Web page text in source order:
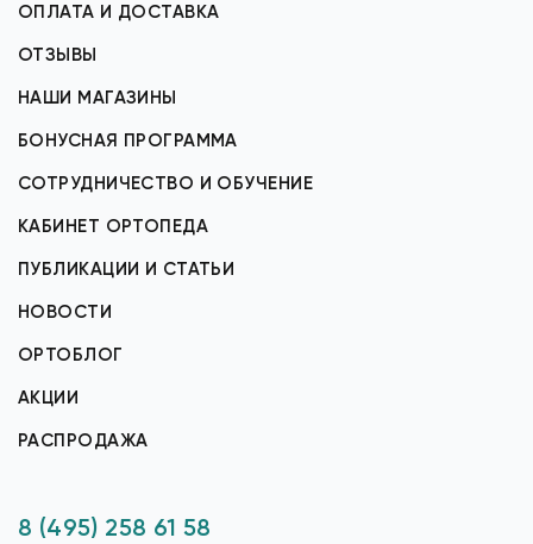
ОПЛАТА И ДОСТАВКА
ОТЗЫВЫ
НАШИ МАГАЗИНЫ
БОНУСНАЯ ПРОГРАММА
СОТРУДНИЧЕСТВО И ОБУЧЕНИЕ
КАБИНЕТ ОРТОПЕДА
ПУБЛИКАЦИИ И СТАТЬИ
НОВОСТИ
ОРТОБЛОГ
АКЦИИ
РАСПРОДАЖА
8 (495) 258 61 58